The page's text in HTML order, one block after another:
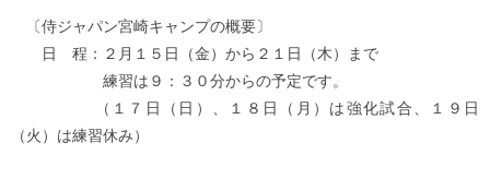
〔侍ジャパン宮崎キャンプの概要〕
日 程：２月１５日（金）から２１日（木）まで
練習は９：３０分からの予定です。
（１７日（日）、１８日（月）は強化試合、１９日
（火）は練習休み）